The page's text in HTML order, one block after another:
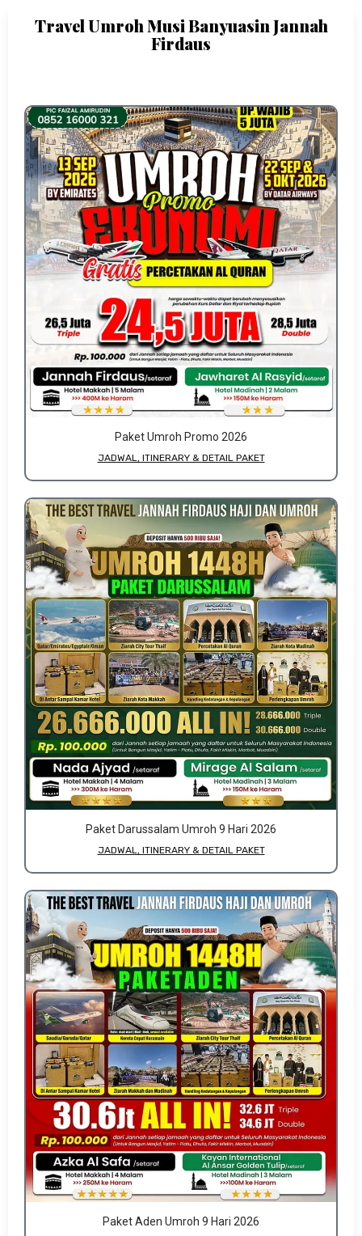
Travel Umroh Musi Banyuasin Jannah
Firdaus
Paket Umroh Promo 2026
JADWAL, ITINERARY & DETAIL PAKET
Paket Darussalam Umroh 9 Hari 2026
JADWAL, ITINERARY & DETAIL PAKET
Paket Aden Umroh 9 Hari 2026